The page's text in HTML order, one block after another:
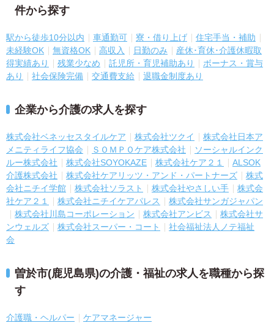
件から探す
駅から徒歩10分以内 車通勤可 寮・借り上げ
住宅手当・補助
未経験OK
無資格OK 高収入 日勤のみ
産休･育休･介護休暇取
得実績あり
残業少なめ 託児所・育児補助あり
ボーナス・賞与
あり
社会保険完備 交通費支給 退職金制度あり
企業から介護の求人を探す
株式会社ベネッセスタイルケア 株式会社ツクイ
株式会社日本ア
メニティライフ協会
ＳＯＭＰＯケア株式会社
ソーシャルインク
ルー株式会社
株式会社SOYOKAZE 株式会社ケア２１
ALSOK
介護株式会社
株式会社ケアリッツ・アンド・パートナーズ
株式
会社ニチイ学館
株式会社ソラスト 株式会社やさしい手
株式会
社ケア２１
株式会社ニチイケアパレス
株式会社サンガジャパン
株式会社川島コーポレーション
株式会社アンビス
株式会社サ
ンウェルズ
株式会社スーパー・コート
社会福祉法人ノテ福祉
会
曽於市(鹿児島県)の介護・福祉の求人を職種から探
す
介護職・ヘルパー ケアマネージャー